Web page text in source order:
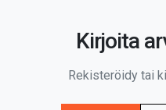
Kirjoita
Rekisteröidy tai